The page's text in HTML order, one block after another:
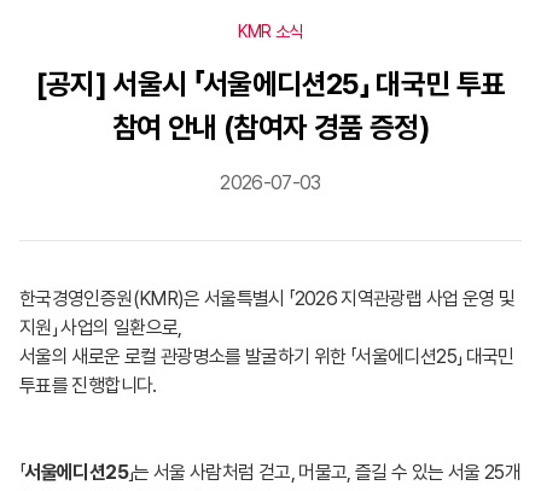
KMR 소식
[공지] 서울시 「서울에디션25」 대국민 투표
참여 안내 (참여자 경품 증정)
2026-07-03
한국경영인증원(KMR)은 서울특별시 「2026 지역관광랩 사업 운영 및
지원」 사업의 일환으로,
서울의 새로운 로컬 관광명소를 발굴하기 위한 「서울에디션25」 대국민
투표를 진행합니다.
「서울에디션25」는 서울 사람처럼 걷고, 머물고, 즐길 수 있는 서울 25개